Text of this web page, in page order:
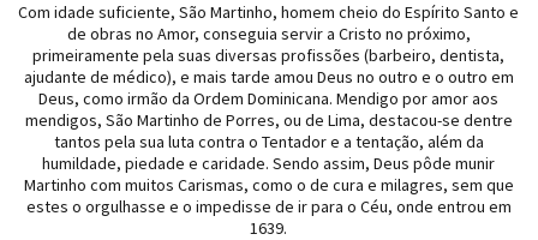
Com idade suficiente, São Martinho, homem cheio do Espírito Santo e
de obras no Amor, conseguia servir a Cristo no próximo,
primeiramente pela suas diversas profissões (barbeiro, dentista,
ajudante de médico), e mais tarde amou Deus no outro e o outro em
Deus, como irmão da Ordem Dominicana. Mendigo por amor aos
mendigos, São Martinho de Porres, ou de Lima, destacou-se dentre
tantos pela sua luta contra o Tentador e a tentação, além da
humildade, piedade e caridade. Sendo assim, Deus pôde munir
Martinho com muitos Carismas, como o de cura e milagres, sem que
estes o orgulhasse e o impedisse de ir para o Céu, onde entrou em
1639.